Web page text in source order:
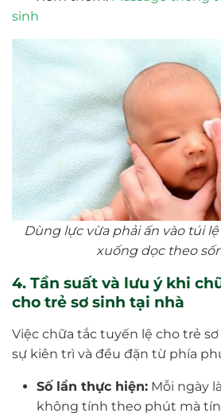
sinh
Dùng lực vừa phải ấn vào túi
xuống dọc theo
4. Tần suất và lưu ý khi
cho trẻ sơ sinh tại nhà
Việc chữa tắc tuyến lệ cho trẻ
sự kiên trì và đều đặn từ phía
Số lần thực hiện:Mỗi ngày
không tính theo phút mà